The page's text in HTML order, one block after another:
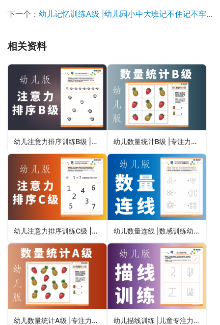
下一个： 幼儿记忆训练A级 |幼儿园小中大班记不住记不牢记不准
相关资料
幼儿注意力排序训练B级 |儿童专注力训练图卡注意力粗心马虎不认真 幼儿数量统计B级 |专注力不集中的孩子怎么办?学习能力训练图卡
幼儿注意力排序训练C级 |幼儿园专注力训练图卡专注力不集中 幼儿数量连线 |数感训练幼儿园专注力注意力训练
幼儿数量统计A级 |专注力训练注意力训练神器放飞未来 幼儿描线训练 |儿童专注力注意力手部精细动作训练